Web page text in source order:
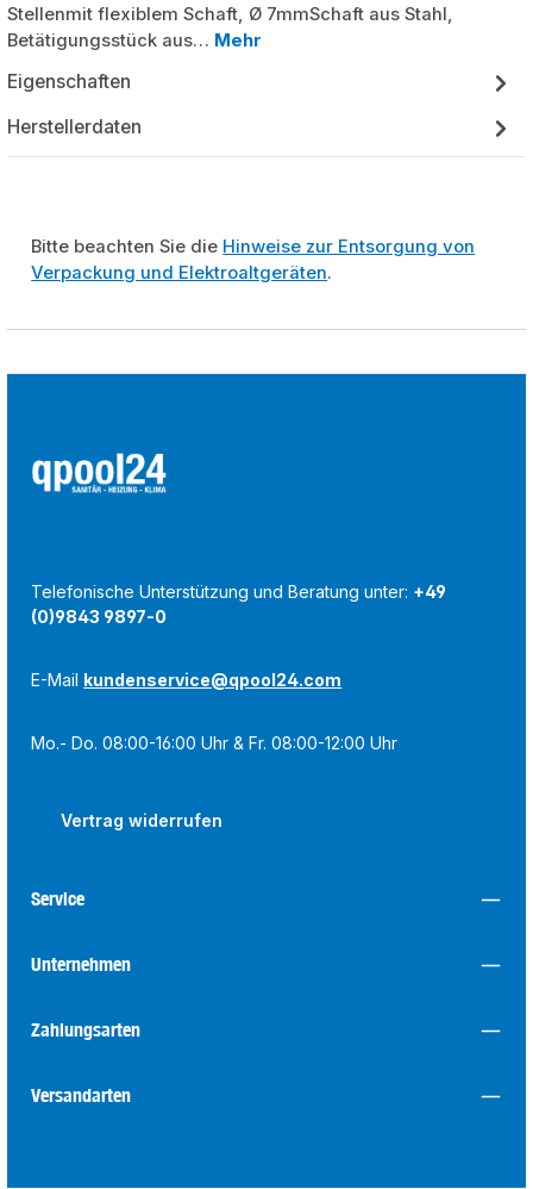
Stellenmit flexiblem Schaft, Ø 7mmSchaft aus Stahl,
Betätigungsstück aus… Mehr
Eigenschaften
Herstellerdaten
Bitte beachten Sie die Hinweise zur Entsorgung von
Verpackung und Elektroaltgeräten.
Telefonische Unterstützung und Beratung unter: +49
(0)9843 9897-0
E-Mail kundenservice@qpool24.com
Mo.- Do. 08:00-16:00 Uhr & Fr. 08:00-12:00 Uhr
Vertrag widerrufen
Service
Unternehmen
Zahlungsarten
Versandarten